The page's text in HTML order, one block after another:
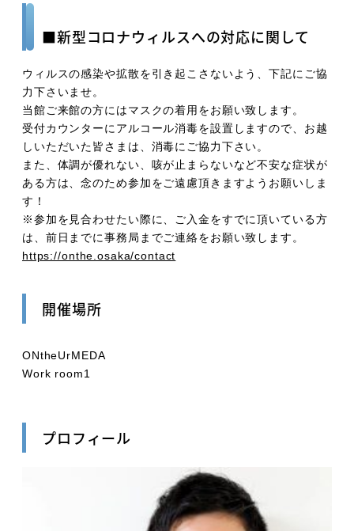
■新型コロナウィルスへの対応に関して
ウィルスの感染や拡散を引き起こさないよう、下記にご協
力下さいませ。
当館ご来館の方にはマスクの着用をお願い致します。
受付カウンターにアルコール消毒を設置しますので、お越
しいただいた皆さまは、消毒にご協力下さい。
また、体調が優れない、咳が止まらないなど不安な症状が
ある方は、念のため参加をご遠慮頂きますようお願いしま
す！
※参加を見合わせたい際に、ご入金をすでに頂いている方
は、前日までに事務局までご連絡をお願い致します。
https://onthe.osaka/contact
開催場所
ONtheUrMEDA
Work room1
プロフィール